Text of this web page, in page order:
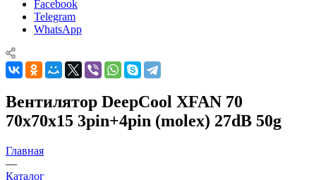
Facebook
Telegram
WhatsApp
Вентилятор DeepCool XFAN 70
70x70x15 3pin+4pin (molex) 27dB 50g
Главная
—
Каталог